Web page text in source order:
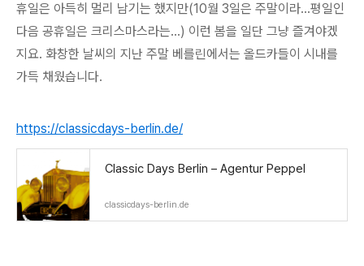
휴일은 아득히 멀리 남기는 했지만(10월 3일은 주말이라...평일인
다음 공휴일은 크리스마스라는...) 이런 봄을 일단 그냥 즐겨야겠
지요. 화창한 날씨의 지난 주말 베를린에서는 올드카들이 시내를
가득 채웠습니다.
https://classicdays-berlin.de/
Classic Days Berlin – Agentur Peppel
classicdays-berlin.de